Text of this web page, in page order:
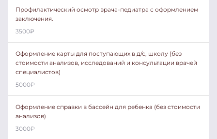
Профилактический осмотр врача-педиатра с оформлением
заключения.
3500₽
Оформление карты для поступающих в д/с, школу (без
стоимости анализов, исследований и консультации врачей
специалистов)
5000₽
Оформление справки в бассейн для ребенка (без стоимости
анализов)
3000₽